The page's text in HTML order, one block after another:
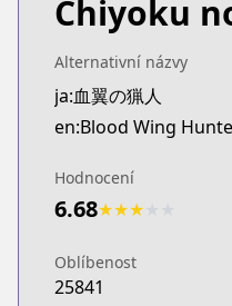
Chiyoku
Alternativní názvy
ja:血翼の猟人
en:Blood Wing
Hodnocení
6.68★★★
Oblíbenost
25841